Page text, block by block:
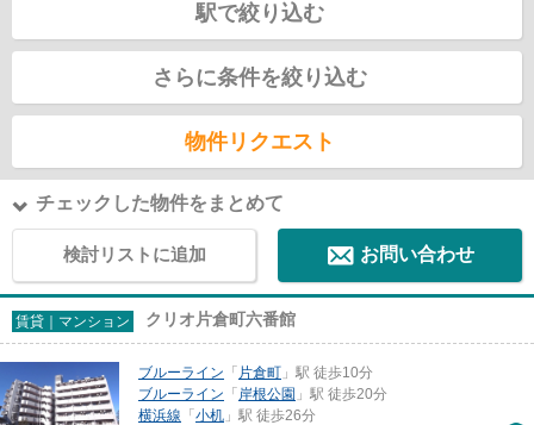
駅で絞り込む
さらに条件を絞り込む
物件リクエスト
チェックした物件をまとめて
検討リストに追加 お問い合わせ
賃貸｜マンション クリオ片倉町六番館
ブルーライン 「 片倉町 」駅 徒歩10分
ブルーライン 「 岸根公園 」駅 徒歩20分
横浜線 「 小机 」駅 徒歩26分